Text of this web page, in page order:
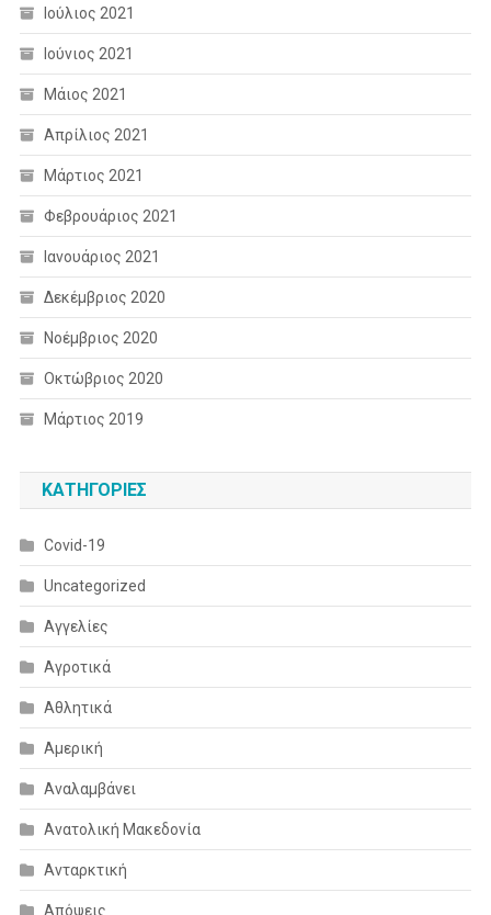
Ιούλιος 2021
Ιούνιος 2021
Μάιος 2021
Απρίλιος 2021
Μάρτιος 2021
Φεβρουάριος 2021
Ιανουάριος 2021
Δεκέμβριος 2020
Νοέμβριος 2020
Οκτώβριος 2020
Μάρτιος 2019
KΑΤΗΓΟΡΊΕΣ
Covid-19
Uncategorized
Αγγελίες
Αγροτικά
Αθλητικά
Αμερική
Αναλαμβάνει
Ανατολική Μακεδονία
Ανταρκτική
Απόψεις